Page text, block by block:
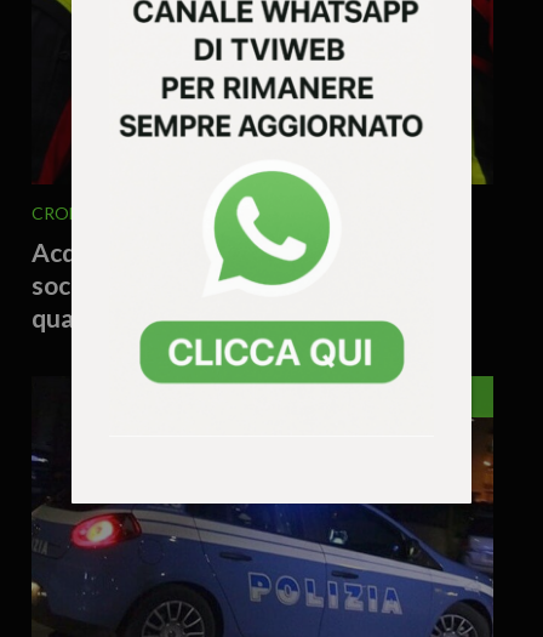
CRONACA 4 Agosto 2026 - 16.37
Acqua contaminata, escursionista
soccorso dopo una notte in bivacco:
quattro interventi in montagna